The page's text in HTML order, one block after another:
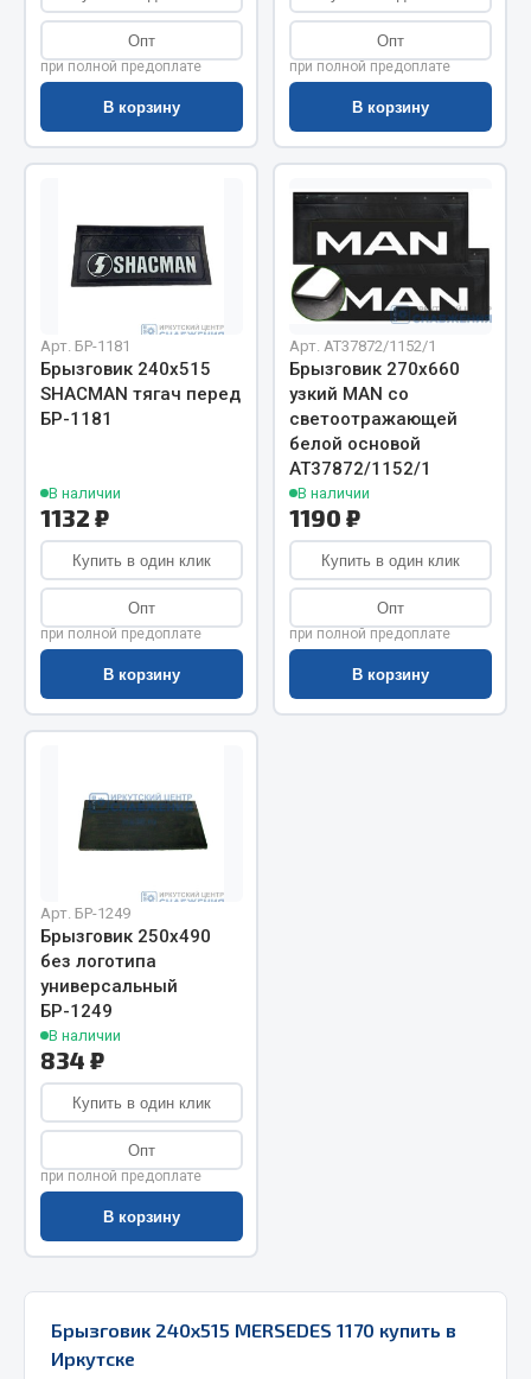
Весь раздел
Цепи подъёмные
Весь раздел
РТИ
Лента конвейерная
Манжеты
Паронит
Патрубки
Рукава высокого давления
Весь раздел
Автомобильная электрика
Автолампы
Вилки нагрузочные
Выключатели и переключатели клавишные
Выключатели кнопочные
Выключатель массы
Изолента
Весь раздел
Запчасти на полуприцепы
Амортизаторы для полуприцепов
Двигатель
Система питания
Опт
при полной предоплате
В корзину
Опт
при полной предоплате
В корзину
Арт. БР-1181
Брызговик 240х515
SHACMAN тягач перед
БР-1181
В наличии
1132 ₽
Купить в один клик
Опт
при полной предоплате
В корзину
Арт. AT37872/1152/1
Брызговик 270х660
узкий MAN со
светоотражающей
белой основой
АТ37872/1152/1
В наличии
1190 ₽
Купить в один клик
Опт
при полной предоплате
В корзину
Арт. БР-1249
Брызговик 250х490
без логотипа
универсальный
БР-1249
В наличии
834 ₽
Купить в один клик
Опт
при полной предоплате
В корзину
Брызговик 240х515 MERSEDES 1170 купить в
Иркутске